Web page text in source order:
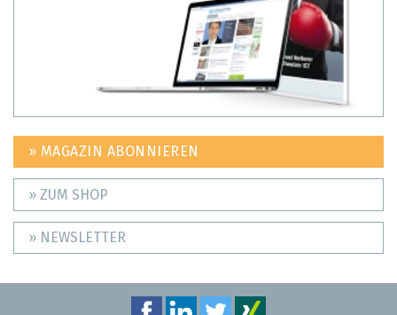
» MAGAZIN ABONNIEREN
» ZUM SHOP
» NEWSLETTER